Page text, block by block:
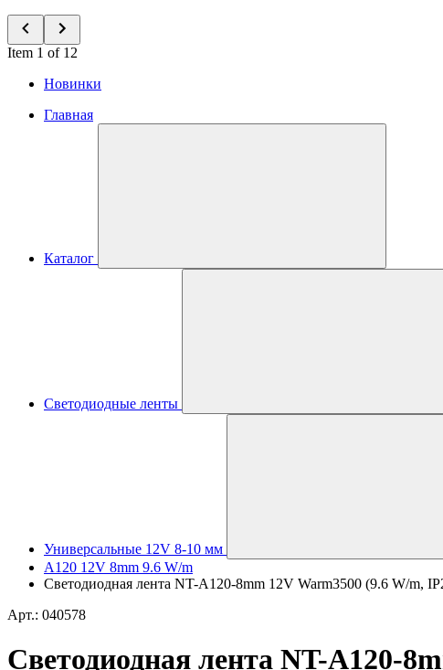
Item 1 of 12
Новинки
Главная
Каталог
Светодиодные ленты
Универсальные 12V 8-10 мм
A120 12V 8mm 9.6 W/m
Светодиодная лента NT-A120-8mm 12V Warm3500 (9.6 W/m,
Арт.: 040578
Светодиодная лента NT-A120-